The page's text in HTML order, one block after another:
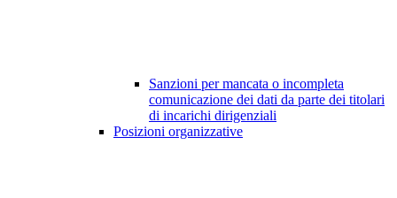
Sanzioni per mancata o incompleta
comunicazione dei dati da parte dei titolari
di incarichi dirigenziali
Posizioni organizzative